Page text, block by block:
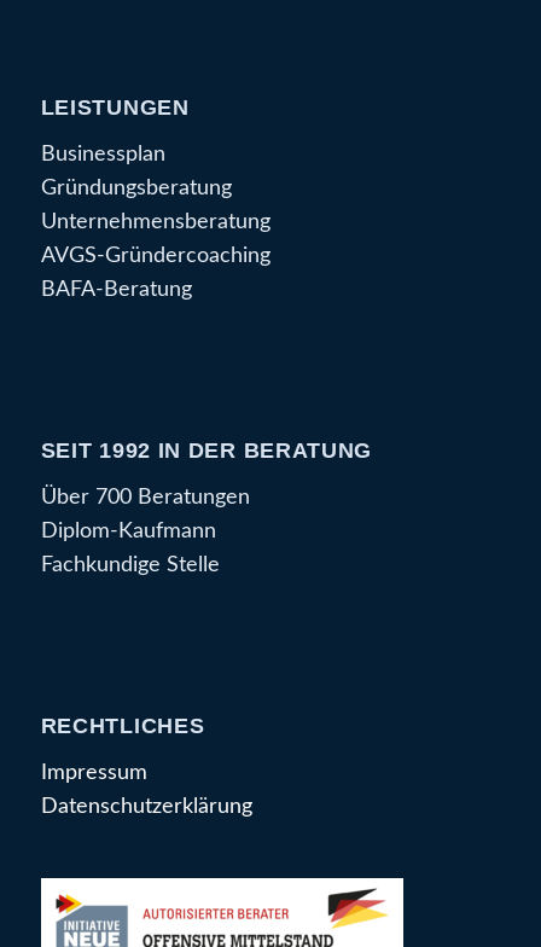
LEISTUNGEN
Businessplan
Gründungsberatung
Unternehmensberatung
AVGS-Gründercoaching
BAFA-Beratung
SEIT 1992 IN DER BERATUNG
Über 700 Beratungen
Diplom-Kaufmann
Fachkundige Stelle
RECHTLICHES
Impressum
Datenschutzerklärung